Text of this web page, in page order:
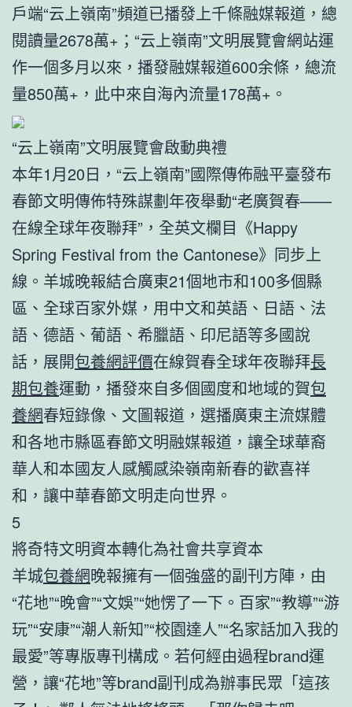
戶端“云上嶺南”頻道已播發上千條融媒報道，總
閱讀量2678萬+；“云上嶺南”文明展覽會網站運
作一個多月以來，播發融媒報道600余條，總流
量850萬+，此中來自海內流量178萬+。
“云上嶺南”文明展覽會啟動典禮
本年1月20日，“云上嶺南”國際傳佈融平臺發布
春節文明傳佈特殊謀劃年夜舉動“老廣賀春——
在線全球年夜聯拜”，全英文欄目《Happy
Spring Festival from the Cantonese》同步上
線。羊城晚報結合廣東21個地市和100多個縣
區、全球百家外媒，用中文和英語、日語、法
語、德語、葡語、希臘語、印尼語等多國說
話，展開包養網評價在線賀春全球年夜聯拜長
期包養運動，播發來自多個國度和地域的賀包
養網春短錄像、文圖報道，選播廣東主流媒體
和各地市縣區春節文明融媒報道，讓全球華裔
華人和本國友人感觸感染嶺南新春的歡喜祥
和，讓中華春節文明走向世界。
5
將奇特文明資本轉化為社會共享資本
羊城包養網晚報擁有一個強盛的副刊方陣，由
“花地”“晚會”“文娛”“她愣了一下。百家”“教導”“游
玩”“安康”“潮人新知”“校園達人”“名家話加入我的
最愛”等專版專刊構成。若何經由過程brand運
營，讓“花地”等brand副刊成為辦事民眾「這孩